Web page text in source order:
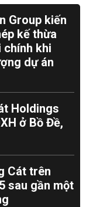
Group kiến
kế thừa
chính khi
dự án
Holdings
ở Bồ Đề,
Cát trên
sau gần một